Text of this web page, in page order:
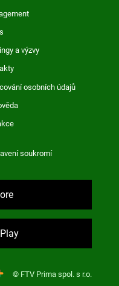
a výzvy
osobních údajů
soukromí
© FTV Prima spol. s r.o.